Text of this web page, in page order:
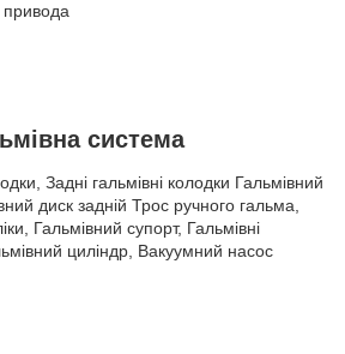
система
Задні гальмівні колодки Гальмівний
диск задній Трос ручного гальма,
Гальмівний супорт, Гальмівні
циліндр, Вакуумний насос